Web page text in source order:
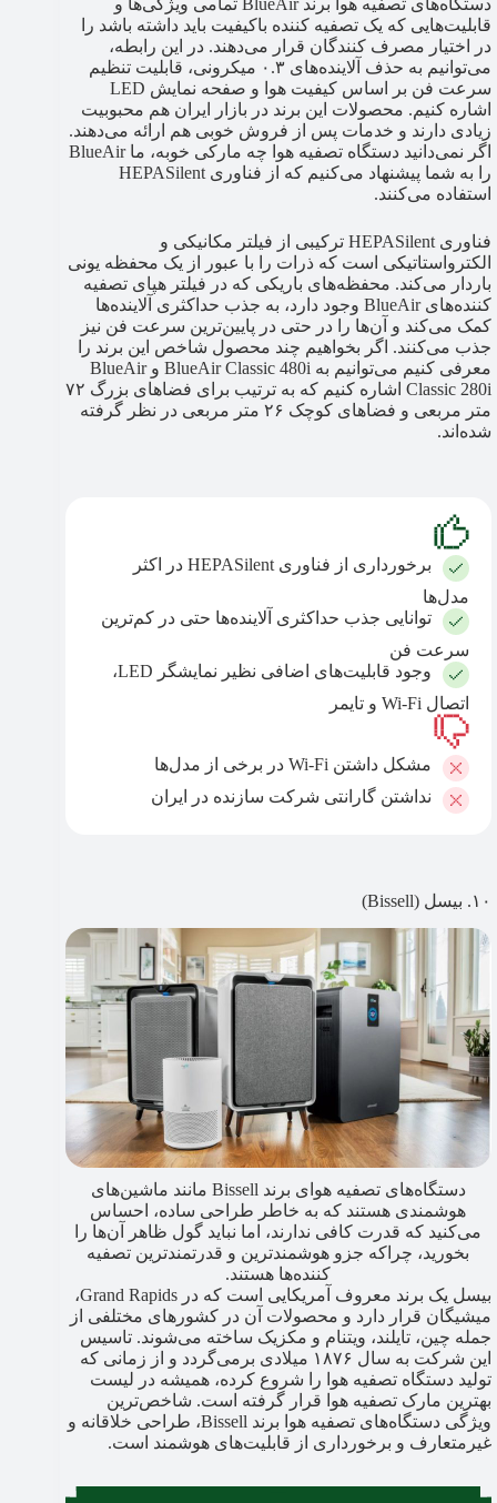
دستگاه‌های تصفیه هوا برند BlueAir تمامی ویژگی‌ها و
قابلیت‌هایی که یک تصفیه کننده باکیفیت باید داشته باشد را
در اختیار مصرف کنندگان قرار می‌دهند. در این رابطه،
می‌توانیم به حذف آلاینده‌های ۰.۳ میکرونی، قابلیت تنظیم
سرعت فن بر اساس کیفیت هوا و صفحه نمایش LED
اشاره کنیم. محصولات این برند در بازار ایران هم محبوبیت
زیادی دارند و خدمات پس از فروش خوبی هم ارائه می‌دهند.
اگر نمی‌دانید دستگاه تصفیه هوا چه مارکی خوبه، ما BlueAir
را به شما پیشنهاد می‌کنیم که از فناوری HEPASilent
استفاده می‌کنند.
فناوری HEPASilent ترکیبی از فیلتر مکانیکی و
الکترواستاتیکی است که ذرات را با عبور از یک محفظه یونی
باردار می‌کند. محفظه‌های باریکی که در فیلتر هپای تصفیه
کننده‌های BlueAir وجود دارد، به جذب حداکثری آلاینده‌ها
کمک می‌کند و آن‌ها را در حتی در پایین‌ترین سرعت فن نیز
جذب می‌کنند. اگر بخواهیم چند محصول شاخص این برند را
معرفی کنیم می‌توانیم به BlueAir Classic 480i و BlueAir
Classic 280i اشاره کنیم که به ترتیب برای فضاهای بزرگ ۷۲
متر مربعی و فضاهای کوچک ۲۶ متر مربعی در نظر گرفته
شده‌اند.
برخورداری از فناوری HEPASilent در اکثر
مدل‌ها
توانایی جذب حداکثری آلاینده‌ها حتی در کم‌ترین
سرعت فن
وجود قابلیت‌های اضافی نظیر نمایشگر LED،
اتصال Wi-Fi و تایمر
مشکل داشتن Wi-Fi در برخی از مدل‌ها
نداشتن گارانتی شرکت سازنده در ایران
۱۰. بیسل (Bissell)
دستگاه‌های تصفیه هوای برند Bissell مانند ماشین‌های
هوشمندی هستند که به خاطر طراحی ساده، احساس
می‌کنید که قدرت کافی ندارند، اما نباید گول ظاهر آن‌ها را
بخورید، چراکه جزو هوشمندترین و قدرتمندترین تصفیه
کننده‌ها هستند.
بیسل یک برند معروف آمریکایی است که در Grand Rapids،
میشیگان قرار دارد و محصولات آن در کشورهای مختلفی از
جمله چین، تایلند، ویتنام و مکزیک ساخته می‌شوند. تاسیس
این شرکت به سال ۱۸۷۶ میلادی برمی‌گردد و از زمانی که
تولید دستگاه تصفیه هوا را شروع کرده، همیشه در لیست
بهترین مارک تصفیه هوا قرار گرفته است. شاخص‌ترین
ویژگی دستگاه‌های تصفیه هوا برند Bissell، طراحی خلاقانه و
غیرمتعارف و برخورداری از قابلیت‌های هوشمند است.